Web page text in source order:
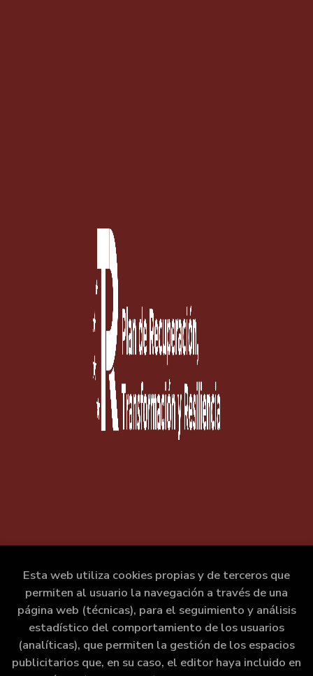
Esta web utiliza cookies propias y de terceros que
permiten al usuario la navegación a través de una
página web (técnicas), para el seguimiento y análisis
estadístico del comportamiento de los usuarios
(analíticas), que permiten la gestión de los espacios
publicitarios que, en su caso, el editor haya incluido en